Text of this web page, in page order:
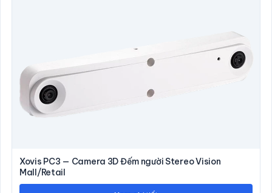
Xovis PC3 — Camera 3D Đếm người Stereo Vision
Mall/Retail